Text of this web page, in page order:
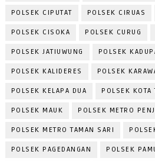
POLSEK CIPUTAT POLSEK CIRUAS
POLSEK CISOKA POLSEK CURUG
POLSEK JATIUWUNG POLSEK
POLSEK KALIDERES POLSEK
POLSEK KELAPA DUA POLSEK KOTA
POLSEK MAUK POLSEK METRO
POLSEK METRO TAMAN SARI
POLSEK PAGEDANGAN POLSEK